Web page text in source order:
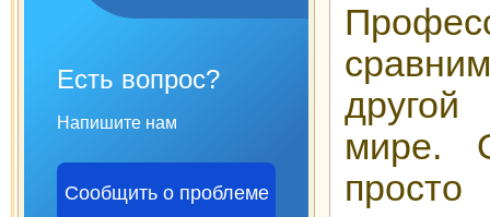
Есть вопрос?
Напишите нам
Сообщить о проблеме
мире.